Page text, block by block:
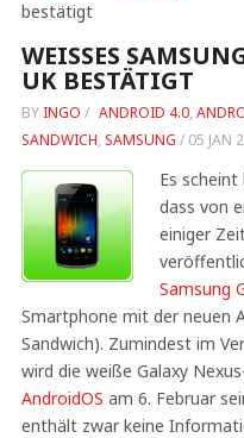
bestätigt
WEISSES
K BESTÄTIGT
BY INGO / ANDROID 4.0,
SANDWICH, SAMSUNG / 05 JAN
Es
dass von
einiger
Samsung
Smartphone mit der neuen
Sandwich). Zumindest im
wird die weiße Galaxy
AndroidOS am 6. Februar
enthält zwar keine